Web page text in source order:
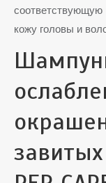
кожу головы и
завитых